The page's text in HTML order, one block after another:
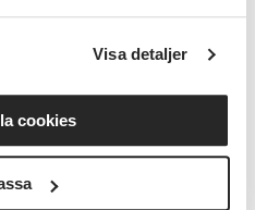
Visa detaljer
cookies
hålls.